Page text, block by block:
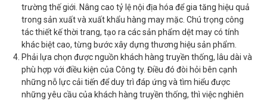
trường thế giới. Nâng cao tỷ lệ nội địa hóa để gia tăng hiệu quả
trong sản xuất và xuất khẩu hàng may mặc. Chú trọng công
tác thiết kế thời trang, tạo ra các sản phẩm dệt may có tính
khác biệt cao, từng bước xây dựng thương hiệu sản phẩm.
Phải lựa chọn được nguồn khách hàng truyền thống, lâu dài và
phù hợp với điều kiện của Công ty. Điều đó đòi hỏi bên cạnh
những nỗ lực cải tiến để duy trì đáp ứng và tìm hiểu được
những yêu cầu của khách hàng truyền thống, thì việc nghiên